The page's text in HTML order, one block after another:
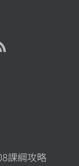
課綱攻略